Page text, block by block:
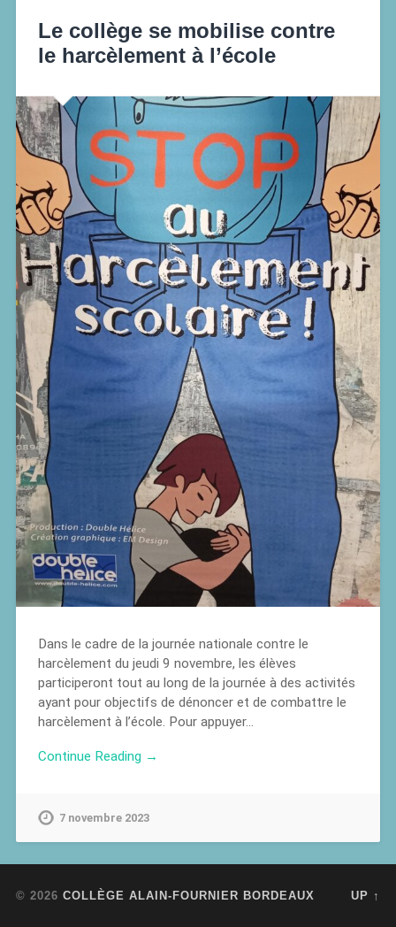
Le collège se mobilise contre
le harcèlement à l’école
Dans le cadre de la journée nationale contre le
harcèlement du jeudi 9 novembre, les élèves
participeront tout au long de la journée à des activités
ayant pour objectifs de dénoncer et de combattre le
harcèlement à l’école. Pour appuyer…
Continue Reading →
7 novembre 2023
© 2026 COLLÈGE ALAIN-FOURNIER BORDEAUX UP ↑